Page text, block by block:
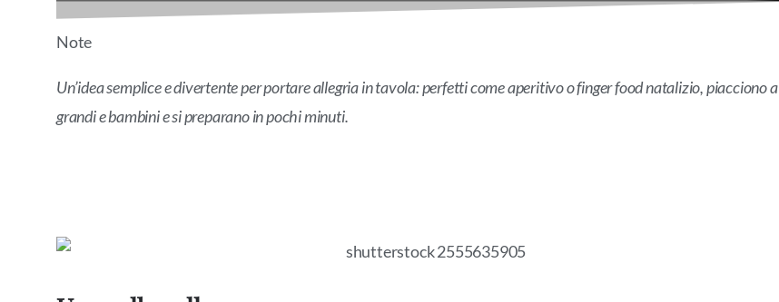
Note
Un’idea semplice e divertente per portare allegria in tavola: perfetti come aperitivo o finger food natalizio, piacciono a
grandi e bambini e si preparano in pochi minuti.